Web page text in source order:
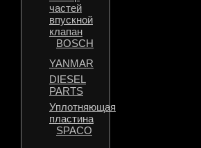
частей
впускной
клапан
BOSCH
YANMAR
DIESEL
PARTS
Уплотняющая
пластина
SPACO